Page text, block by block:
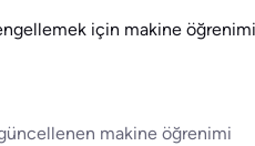
için makine öğrenimi
makine öğrenimi